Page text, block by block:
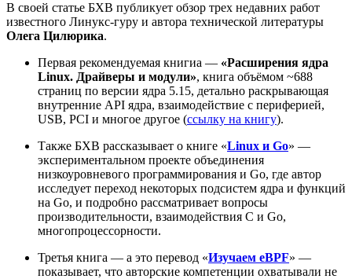
В своей статье БХВ публикует обзор трех недавних работ
известного Линукс-гуру и автора технической литературы
Олега Цилюрика.
Первая рекомендуемая книгиа — «Расширения ядра
Linux. Драйверы и модули», книга объёмом ~688
страниц по версии ядра 5.15, детально раскрывающая
внутренние API ядра, взаимодействие с периферией,
USB, PCI и многое другое (ссылку на книгу).
Также БХВ рассказывает о книге «Linux и Go» —
экспериментальном проекте объединения
низкоуровневого программирования и Go, где автор
исследует переход некоторых подсистем ядра и функций
на Go, и подробно рассматривает вопросы
производительности, взаимодействия C и Go,
многопроцессорности.
Третья книга — а это перевод «Изучаем eBPF» —
показывает, что авторские компетенции охватывали не